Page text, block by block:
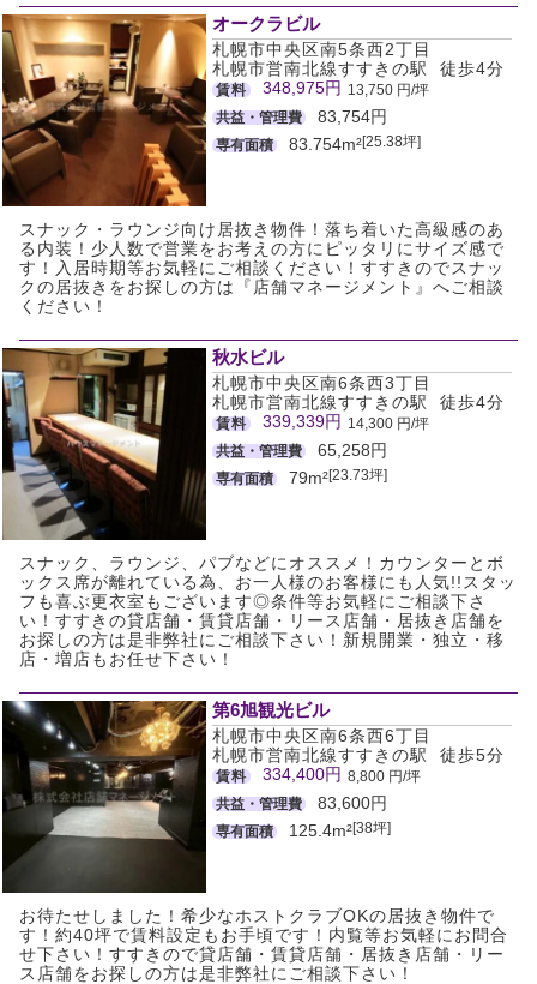
オークラビル
札幌市中央区南5条西2丁目
札幌市営南北線すすきの駅 徒歩4分
賃料 348,975円 13,750 円/坪
共益・管理費
83,754円
専有面積 83.754m²[25.38坪]
スナック・ラウンジ向け居抜き物件！落ち着いた高級感のあ
る内装！少人数で営業をお考えの方にピッタリにサイズ感で
す！入居時期等お気軽にご相談ください！すすきのでスナッ
クの居抜きをお探しの方は『店舗マネージメント』へご相談
ください！
秋水ビル
札幌市中央区南6条西3丁目
札幌市営南北線すすきの駅 徒歩4分
賃料 339,339円 14,300 円/坪
共益・管理費
65,258円
専有面積 79m²[23.73坪]
スナック、ラウンジ、パブなどにオススメ！カウンターとボ
ックス席が離れている為、お一人様のお客様にも人気!!スタッ
フも喜ぶ更衣室もございます◎条件等お気軽にご相談下さ
い！すすきの貸店舗・賃貸店舗・リース店舗・居抜き店舗を
お探しの方は是非弊社にご相談下さい！新規開業・独立・移
店・増店もお任せ下さい！
第6旭観光ビル
札幌市中央区南6条西6丁目
札幌市営南北線すすきの駅 徒歩5分
賃料 334,400円 8,800 円/坪
共益・管理費
83,600円
専有面積 125.4m²[38坪]
お待たせしました！希少なホストクラブOKの居抜き物件で
す！約40坪で賃料設定もお手頃です！内覧等お気軽にお問合
せ下さい！すすきので貸店舗・賃貸店舗・居抜き店舗・リー
ス店舗をお探しの方は是非弊社にご相談下さい！